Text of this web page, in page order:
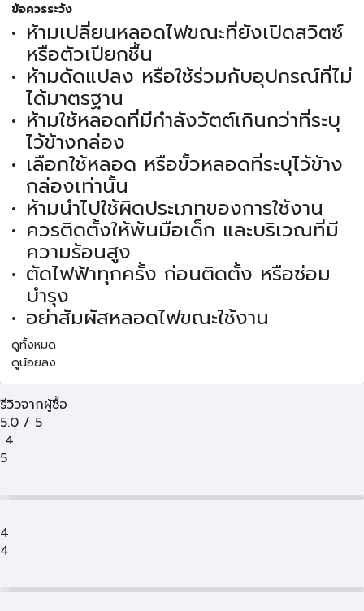
ข้อควรระวัง
ห้ามเปลี่ยนหลอดไฟขณะที่ยังเปิดสวิตซ์
หรือตัวเปียกชื้น
ห้ามดัดแปลง หรือใช้ร่วมกับอุปกรณ์ที่ไม่
ได้มาตรฐาน
ห้ามใช้หลอดที่มีกำลังวัตต์เกินกว่าที่ระบุ
ไว้ข้างกล่อง
เลือกใช้หลอด หรือขั้วหลอดที่ระบุไว้ข้าง
กล่องเท่านั้น
ห้ามนำไปใช้ผิดประเภทของการใช้งาน
ควรติดตั้งให้พ้นมือเด็ก และบริเวณที่มี
ความร้อนสูง
ตัดไฟฟ้าทุกครั้ง ก่อนติดตั้ง หรือซ่อม
บำรุง
อย่าสัมผัสหลอดไฟขณะใช้งาน
ดูทั้งหมด
ดูน้อยลง
รีวิวจากผู้ซื้อ
5.0 / 5
4
5
4
4